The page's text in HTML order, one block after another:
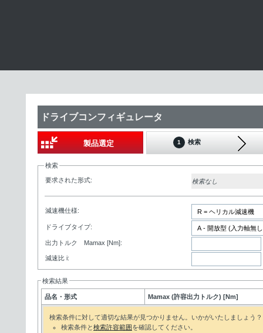
ドライブコンフィギュレータ
製品選定 1 検索
検索
要求された形式: 検索なし
減速機仕様:
ドライブタイプ:
出力トルク Mamax [Nm]:
減速比 i:
検索結果
品名・形式 Mamax (許容出力トルク) [Nm]
検索条件に対して適切な結果が見つかりません。いかがいたしましょう？
検索条件と検索許容範囲を確認してください。